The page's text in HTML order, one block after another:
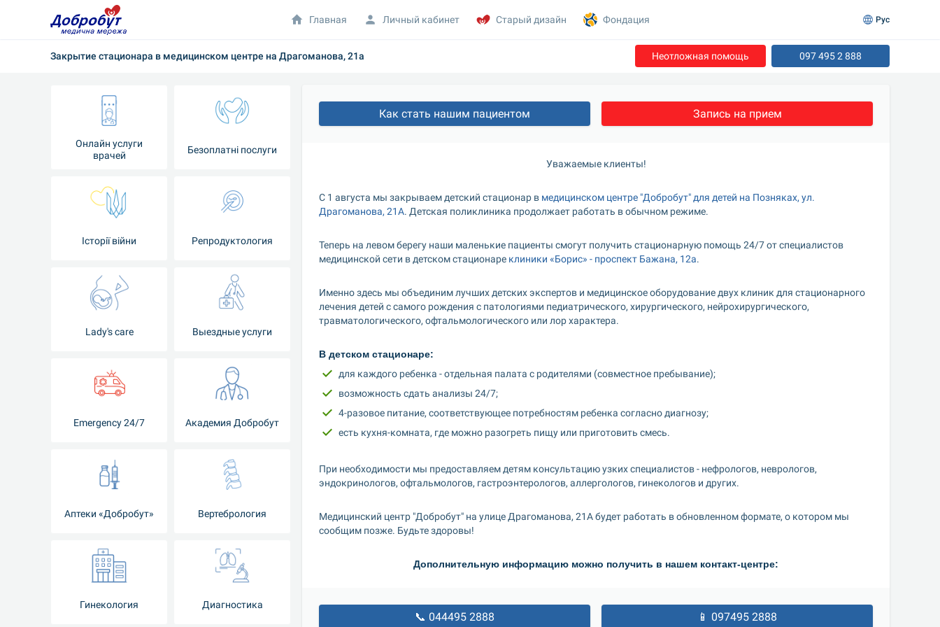
Закрытие стационара в медицинском центре на Драгоманова, 21а Неотложная помощь 097 495 2 888
Онлайн услуги
врачей
Безоплатні послуги
Iсторії війни Репродуктология
Lady's care Выездные услуги
Emergency 24/7 Академия Добробут
Аптеки «Добробут» Вертебрология
Гинекология Диагностика
Как стать нашим пациентом Запись на прием
Уважаемые клиенты!
С 1 августа мы закрываем детский стационар в медицинском центре "Добробут" для детей на Позняках, ул.
Драгоманова, 21А. Детская поликлиника продолжает работать в обычном режиме.
Теперь на левом берегу наши маленькие пациенты смогут получить стационарную помощь 24/7 от специалистов
медицинской сети в детском стационаре клиники «Борис» - проспект Бажана, 12а.
Именно здесь мы объединим лучших детских экспертов и медицинское оборудование двух клиник для стационарного
лечения детей с самого рождения с патологиями педиатрического, хирургического, нейрохирургического,
травматологического, офтальмологического или лор характера.
В детском стационаре:
для каждого ребенка - отдельная палата с родителями (совместное пребывание);
возможность сдать анализы 24/7;
4-разовое питание, соответствующее потребностям ребенка согласно диагнозу;
есть кухня-комната, где можно разогреть пищу или приготовить смесь.
При необходимости мы предоставляем детям консультацию узких специалистов - нефрологов, неврологов,
эндокринологов, офтальмологов, гастроэнтерологов, аллергологов, гинекологов и других.
Медицинский центр "Добробут" на улице Драгоманова, 21А будет работать в обновленном формате, о котором мы
сообщим позже. Будьте здоровы!
Дополнительную информацию можно получить в нашем контакт-центре:
📞 044495 2888 📱 097495 2888
Главная Личный кабинет Старый дизайн Фондация Рус